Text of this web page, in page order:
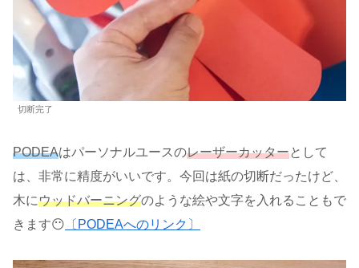
切断完了
PODEAはパーソナルユースのレーザーカッターとして
は、非常に精度がいいです。今回は紙の切断だったけど、
木にウッドバーニングのような絵や文字を入れることもで
きます😶 〔PODEAへのリンク〕